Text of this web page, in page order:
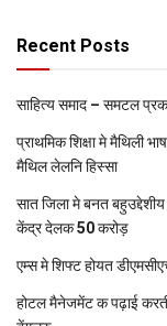
Recent Posts
साहित्य समाद – समटल
प्राथमिक शि‍क्षा मे मैथि‍ली
मैथिल लेलनि हिस्सा
सात जिला मे बनत
केंद्र देलक 50 करोड़
एम्स मे शिफ्ट होयत
होटल मैनेजमेंट क पढ़ाई